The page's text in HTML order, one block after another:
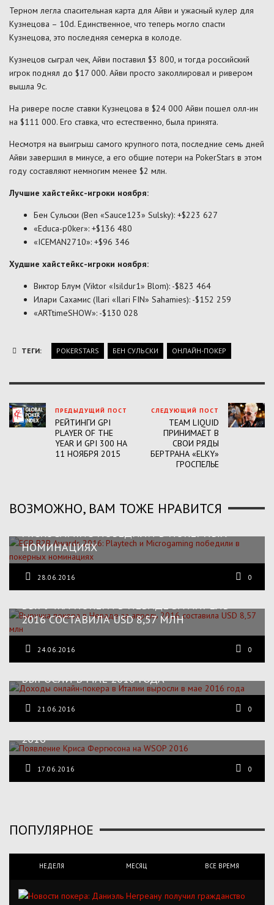
Терном легла спасительная карта для Айви и ужасный кулер для
Кузнецова – 10d. Единственное, что теперь могло спасти
Кузнецова, это последняя семерка в колоде.
Кузнецов сыграл чек, Айви поставил $3 800, и тогда российский
игрок поднял до $17 000. Айви просто заколлировал и ривером
вышла 9c.
На ривере после ставки Кузнецова в $24 000 Айви пошел олл-ин
на $111 000. Его ставка, что естественно, была принята.
Несмотря на выигрыш самого крупного пота, последние семь дней
Айви завершил в минусе, а его общие потери на PokerStars в этом
году составляют немногим менее $2 млн.
Лучшие хайстейкс-игроки ноября:
Бен Сульски (Ben «Sauce123» Sulsky): +$223 627
«Educa-p0ker»: +$136 480
«ICEMAN2710»: +$96 346
Худшие хайстейкс-игроки ноября:
Виктор Блум (Viktor «Isildur1» Blom): -$823 464
Илари Сахамис (Ilari «Ilari FIN» Sahamies): -$152 259
«ARTtimeSHOW»: -$130 028
ТЕГИ: POKERSTARS БЕН СУЛЬСКИ ОНЛАЙН-ПОКЕР
ПРЕДЫДУЩИЙ ПОСТ
РЕЙТИНГИ GPI
PLAYER OF THE
YEAR И GPI 300 НА
11 НОЯБРЯ 2015
СЛЕДУЮЩИЙ ПОСТ
TEAM LIQUID
ПРИНИМАЕТ В
СВОИ РЯДЫ
БЕРТРАНА «ELKY»
ГРОСПЕЛЬЕ
ВОЗМОЖНО, ВАМ ТОЖЕ НРАВИТСЯ
EGR B2B AWARDS 2016: PLAYTECH И
MICROGAMING ПОБЕДИЛИ В ПОКЕРНЫХ
НОМИНАЦИЯХ
28.06.2016 0
ВЫРУЧКА ПОКЕРА В НЕВАДЕ ЗА АПРЕЛЬ
2016 СОСТАВИЛА USD 8,57 МЛН
24.06.2016 0
ДОХОДЫ ОНЛАЙН-ПОКЕРА В ИТАЛИИ
ВЫРОСЛИ В МАЕ 2016 ГОДА
21.06.2016 0
ПОЯВЛЕНИЕ КРИСА ФЕРГЮСОНА НА WSOP
2016
17.06.2016 0
ПОПУЛЯРНОЕ
НЕДЕЛЯ МЕСЯЦ ВСЕ ВРЕМЯ